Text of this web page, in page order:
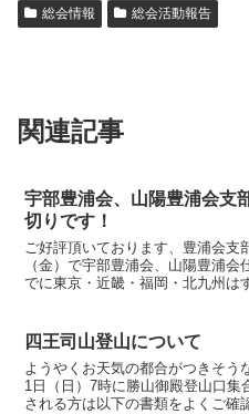
総会情報 総会活動報告
関連記事
宇部豊浦会、山陽豊浦会支
切りです！
ご好評頂いております、豊浦会支
（金）で宇部豊浦会、山陽豊浦
でに東京・近畿・福岡・北九州は
四王司山登山について
ようやくお天気の都合がつきそう
1日（日）7時に勝山御殿登山口集
される方は以下の書類をよくご確